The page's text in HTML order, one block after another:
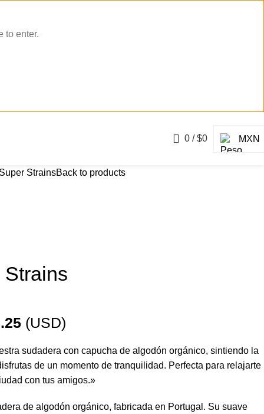
to enter.
0 / $0 MXN
StrainsBack to products
(USD)
sudadera con capucha de algodón orgánico, sintiendo la
de un momento de tranquilidad. Perfecta para relajarte
con tus amigos.»
de algodón orgánico, fabricada en Portugal. Su suave